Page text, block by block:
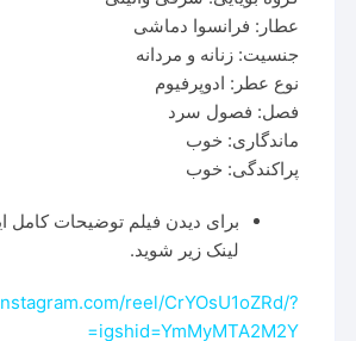
عطار: فرانسوا دماشی
جنسیت: زنانه و مردانه
نوع عطر: ادوپرفیوم
فصل: فصول سرد
ماندگاری: خوب
پراکندگی: خوب
برای دیدن فیلم توضیحات کامل
لینک زیر شوید.
reel/CrYOsU1oZRd/?
igshid=YmMyMTA2M2Y=